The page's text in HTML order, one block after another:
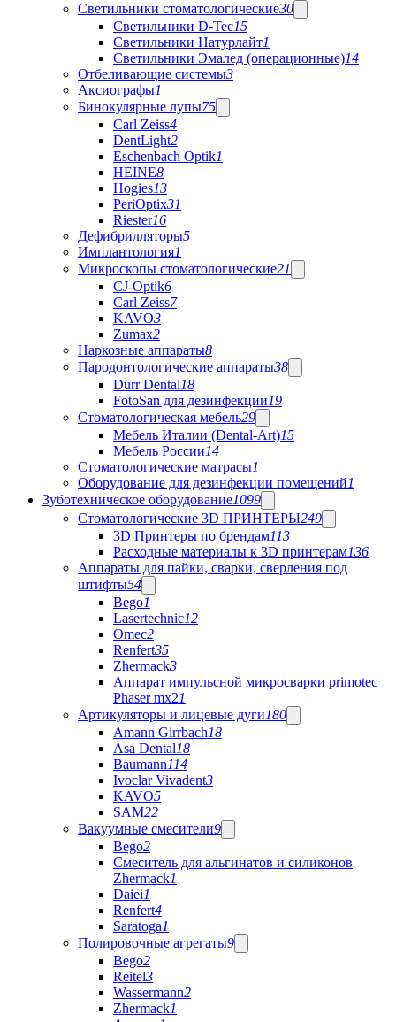
Светильники стоматологические30
Светильники D-Tec15
Светильники Натурлайт1
Светильники Эмалед (операционные)14
Отбеливающие системы3
Аксиографы1
Бинокулярные лупы75
Carl Zeiss4
DentLight2
Eschenbach Optik1
HEINE8
Hogies13
PeriOptix31
Riester16
Дефибрилляторы5
Имплантология1
Микроскопы стоматологические21
CJ-Optik6
Carl Zeiss7
KAVO3
Zumax2
Наркозные аппараты8
Пародонтологические аппараты38
Durr Dental18
FotoSan для дезинфекции19
Стоматологическая мебель29
Мебель Италии (Dental-Art)15
Мебель России14
Стоматологические матрасы1
Оборудование для дезинфекции помещений1
Зуботехническое оборудование1099
Стоматологические 3D ПРИНТЕРЫ249
3D Принтеры по брендам113
Расходные материалы к 3D принтерам136
Аппараты для пайки, сварки, сверления под
штифты54
Bego1
Lasertechnic12
Omec2
Renfert35
Zhermack3
Аппарат импульсной микросварки primotec
Phaser mx21
Артикуляторы и лицевые дуги180
Amann Girrbach18
Asa Dental18
Baumann114
Ivoclar Vivadent3
KAVO5
SAM22
Вакуумные смесители9
Bego2
Cмеситель для альгинатов и силиконов
Zhermack1
Daiei1
Renfert4
Saratoga1
Полировочные агрегаты9
Bego2
Reitel3
Wassermann2
Zhermack1